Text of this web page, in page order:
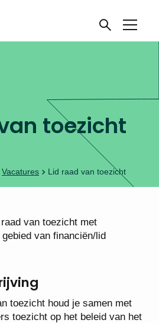
toezicht
Vacatures Lid raad van toezicht
van toezicht met
van financiën/lid
toezicht houd je samen met
toezicht op het beleid van het